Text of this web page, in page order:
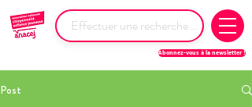
Abonnez-vous à la newsletter !
Post